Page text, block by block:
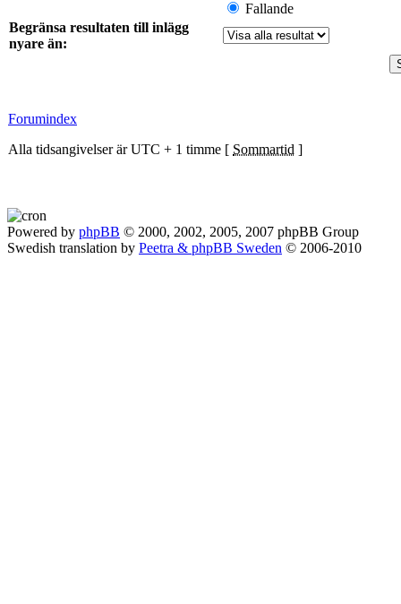
Fallande
Begränsa resultaten till inlägg
nyare än:
Forumindex
Alla tidsangivelser är UTC + 1 timme [ Sommartid ]
Powered by phpBB © 2000, 2002, 2005, 2007 phpBB Group
Swedish translation by Peetra & phpBB Sweden © 2006-2010